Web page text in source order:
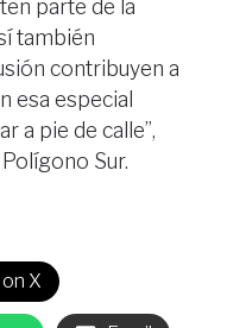
parte de la
también
contribuyen a
esa especial
a pie de calle”,
Sur.
X